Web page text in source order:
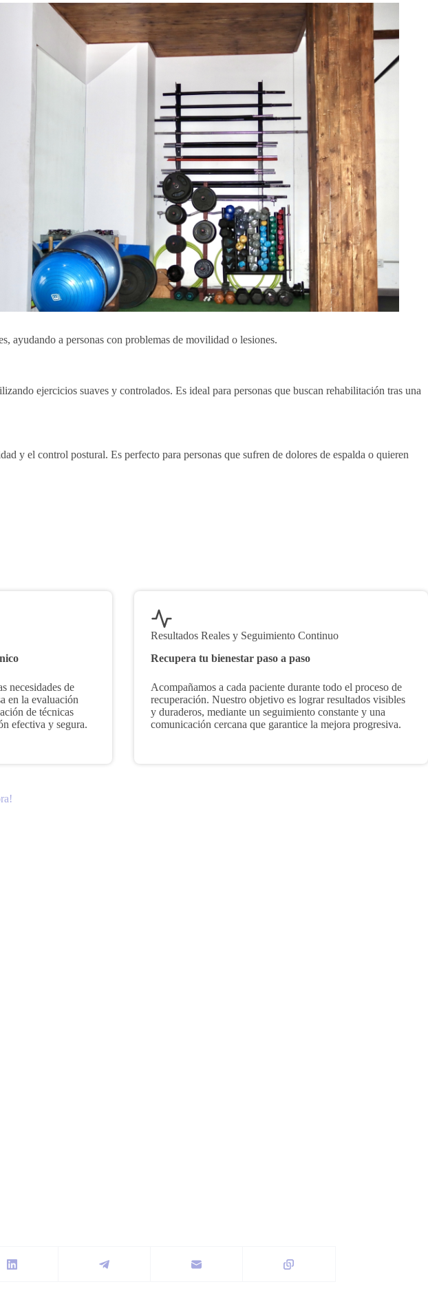
ayudando a personas con problemas de movilidad o lesiones.
ejercicios suaves y controlados. Es ideal para personas que buscan rehabilitación tras una
y el control postural. Es perfecto para personas que sufren de dolores de espalda o quieren
necesidades de
en la evaluación
de técnicas
efectiva y segura.
Resultados Reales y Seguimiento Continuo
Recupera tu bienestar paso a paso
Acompañamos a cada paciente durante todo el proceso de
recuperación. Nuestro objetivo es lograr resultados visibles
y duraderos, mediante un seguimiento constante y una
comunicación cercana que garantice la mejora progresiva.